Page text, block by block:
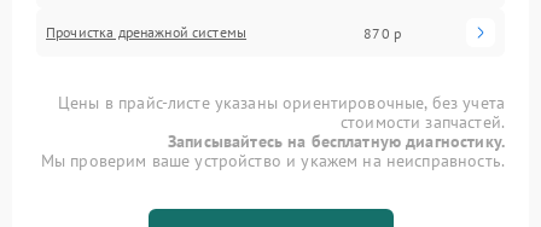
Прочистка дренажной системы 870 р
Цены в прайс-листе указаны ориентировочные, без учета
стоимости запчастей.
Записывайтесь на бесплатную диагностику.
Мы проверим ваше устройство и укажем на неисправность.